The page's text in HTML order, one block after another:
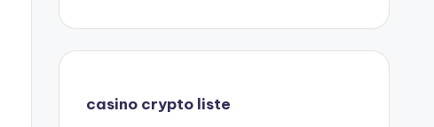
casino crypto liste